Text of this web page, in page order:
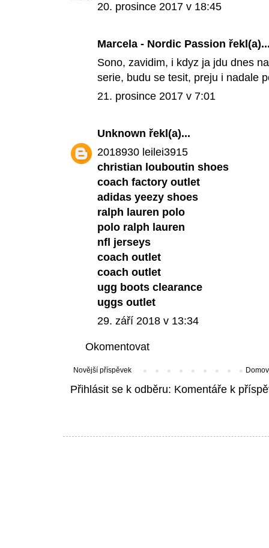
20. prosince 2017 v 18:45
Marcela - Nordic Passion
Sono, zavidim, i kdyz ja jdu dnes
serie, budu se tesit, preju i nadale
21. prosince 2017 v 7:01
Unknown řekl(a)...
2018930 leilei3915
christian louboutin shoes
coach factory outlet
adidas yeezy shoes
ralph lauren polo
polo ralph lauren
nfl jerseys
coach outlet
coach outlet
ugg boots clearance
uggs outlet
29. září 2018 v 13:34
Okomentovat
Novější příspěvek
Přihlásit se k odběru: Komentáře k